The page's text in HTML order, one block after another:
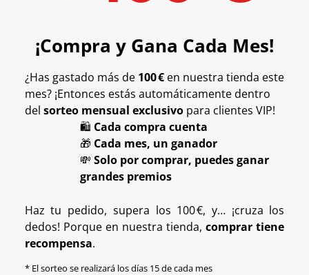
¡Compra y Gana Cada Mes!
¿Has gastado más de 100 €en nuestra tienda este
mes? ¡Entonces estás automáticamente dentro
del sorteo mensual exclusivopara clientes VIP!
🛍️ Cada compra cuenta
🎁 Cada mes, un ganador
💸 Solo por comprar, puedes ganar
grandes premios
Haz tu pedido, supera los 100 €, y… ¡cruza los
dedos! Porque en nuestra tienda,comprar tiene
recompensa.
* El sorteo se realizará los días 15 de cada mes